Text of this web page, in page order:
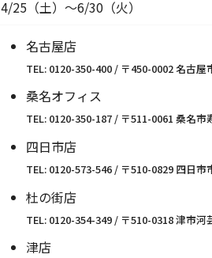
4/25（土）〜6/30（火）
名古屋店
TEL: 0120-350-400 / 〒450-0002 名古屋
桑名オフィス
TEL: 0120-350-187 / 〒511-0061 桑名市
四日市店
TEL: 0120-573-546 / 〒510-0829 四日
杜の街店
TEL: 0120-354-349 / 〒510-0318 津市
津店